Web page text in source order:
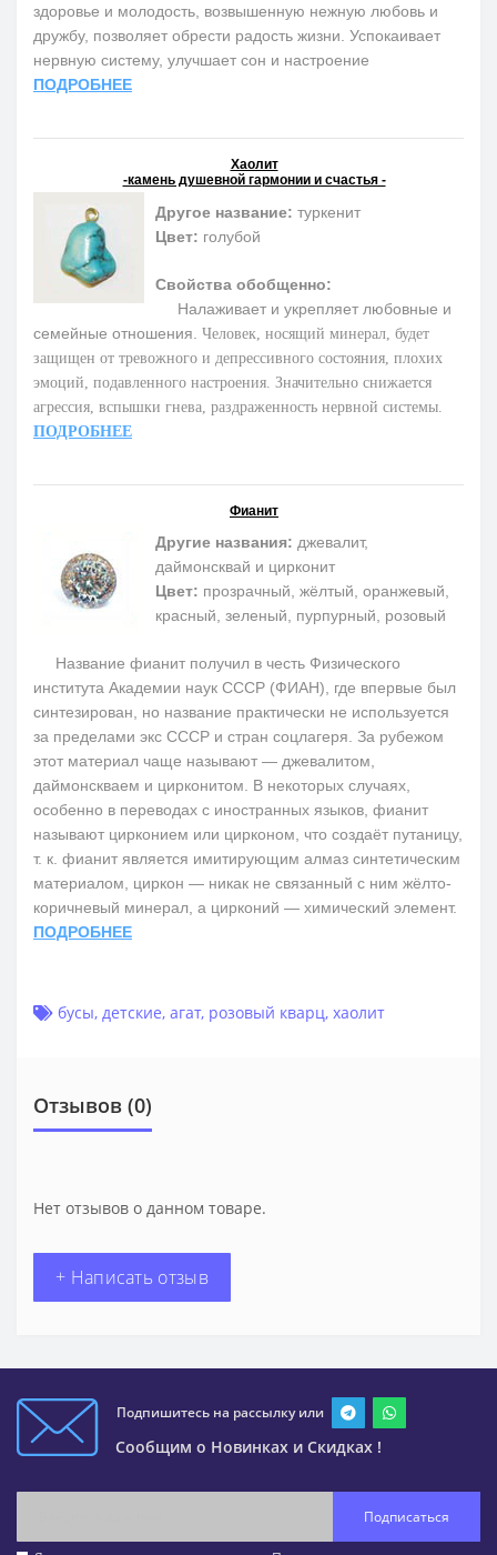
здоровье и молодость, возвышенную нежную любовь и
дружбу, позволяет обрести радость жизни. Успокаивает
нервную систему, улучшает сон и настроение
ПОДРОБНЕЕ
Хаолит
-камень душевной гармонии и счастья -
Другое название: туркенит
Цвет: голубой
Свойства обобщенно:
Налаживает и укрепляет любовные и
семейные отношения. Человек, носящий минерал, будет
защищен от тревожного и депрессивного состояния, плохих
эмоций, подавленного настроения. Значительно снижается
агрессия, вспышки гнева, раздраженность нервной системы.
ПОДРОБНЕЕ
Фианит
Другие названия: джевалит,
даймонсквай и цирконит
Цвет: прозрачный, жёлтый, оранжевый,
красный, зеленый, пурпурный, розовый
Название фианит получил в честь Физического
института Академии наук СССР (ФИАН), где впервые был
синтезирован, но название практически не используется
за пределами экс СССР и стран соцлагеря. За рубежом
этот материал чаще называют — джевалитом,
даймонскваем и цирконитом. В некоторых случаях,
особенно в переводах с иностранных языков, фианит
называют цирконием или цирконом, что создаёт путаницу,
т. к. фианит является имитирующим алмаз синтетическим
материалом, циркон — никак не связанный с ним жёлто-
коричневый минерал, а цирконий — химический элемент.
ПОДРОБНЕЕ
бусы, детские, агат, розовый кварц, хаолит
Отзывов (0)
Нет отзывов о данном товаре.
+ Написать отзыв
Подпишитесь на рассылку или
Сообщим о Новинках и Скидках !
Подписаться